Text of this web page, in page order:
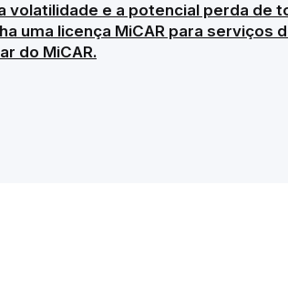
e a potencial perda de
uma licença MiCAR para
do MiCAR.